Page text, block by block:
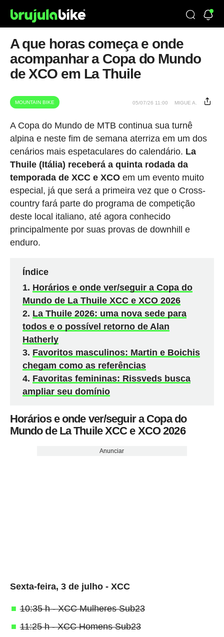
A que horas começa e onde
acompanhar a Copa do Mundo
de XCO em La Thuile
MOUNTAIN BIKE 05/07/26 11:00 MIGUE A.
A Copa do Mundo de MTB continua sua turnê
alpina e neste fim de semana aterriza em um dos
cenários mais espetaculares do calendário. La
Thuile (Itália) receberá a quinta rodada da
temporada de XCC e XCOem um evento muito
especial, já que será a primeira vez que o Cross-
country fará parte do programa de competição
deste local italiano, até agora conhecido
principalmente por suas provas de downhill e
enduro.
Índice
Horários e onde ver/seguir a Copa do
Mundo de La Thuile XCC e XCO 2026
La Thuile 2026: uma nova sede para
todos e o possível retorno de Alan
Hatherly
Favoritos masculinos: Martin e Boichis
chegam como as referências
Favoritas femininas: Rissveds busca
ampliar seu domínio
Horários e onde ver/seguir a Copa do
Mundo de La Thuile XCC e XCO 2026
Anunciar
Sexta-feira, 3 de julho - XCC
10:35 h - XCC Mulheres Sub23
11:25 h - XCC Homens Sub23